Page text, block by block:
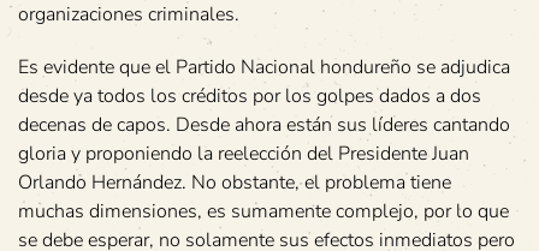
organizaciones criminales.
Es evidente que el Partido Nacional hondureño se adjudica
desde ya todos los créditos por los golpes dados a dos
decenas de capos. Desde ahora están sus líderes cantando
gloria y proponiendo la reelección del Presidente Juan
Orlando Hernández. No obstante, el problema tiene
muchas dimensiones, es sumamente complejo, por lo que
se debe esperar, no solamente sus efectos inmediatos pero